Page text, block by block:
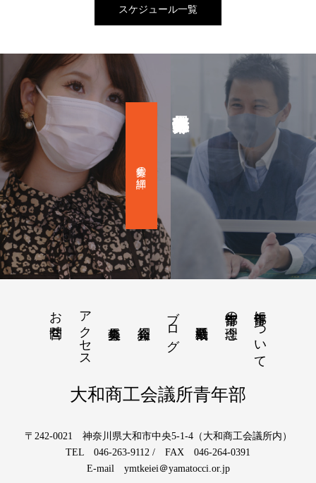
スケジュール一覧
募集の詳細
青年部について
青年部の理念
ブログ
アクセス
お問合せ
大和商工会議所青年部
〒242-0021 神奈川県大和市中央5-1-4（大和商工会議所内）
TEL 046-263-9112 / FAX 046-264-0391
E-mail ymtkeiei＠yamatocci.or.jp